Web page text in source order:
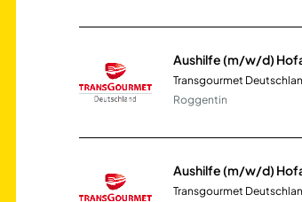
Roggentin